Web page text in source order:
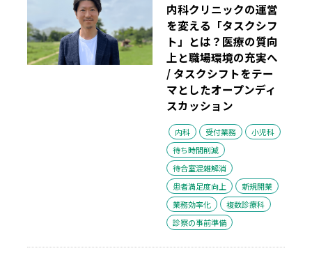
内科クリニックの運営
を変える「タスクシフ
ト」とは？ 医療の質向
上と職場環境の充実へ
/ タスクシフトをテー
マとしたオープンディ
スカッション
内科 受付業務
小児科
待ち時間削減
待合室混雑解消
患者満足度向上
新規開業
業務効率化
複数診療科
診察の事前準備